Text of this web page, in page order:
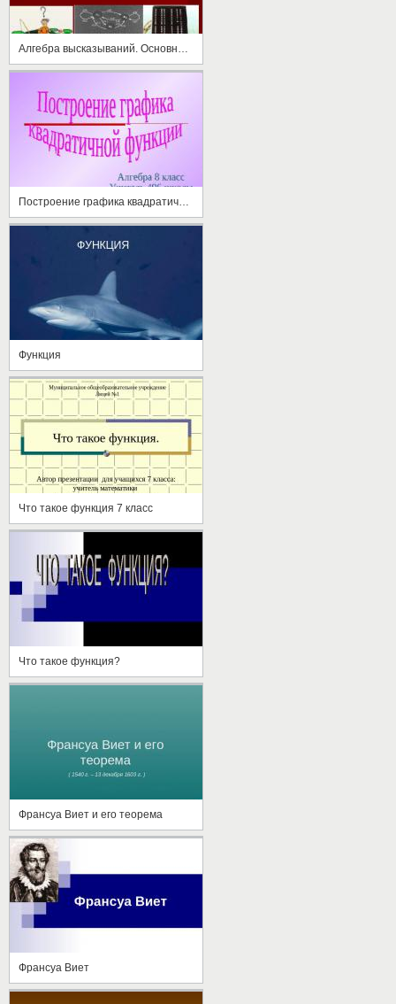
Функция
Что такое функция 7 класс
Что такое функция?
Франсуа Виет и его теорема
Франсуа Виет